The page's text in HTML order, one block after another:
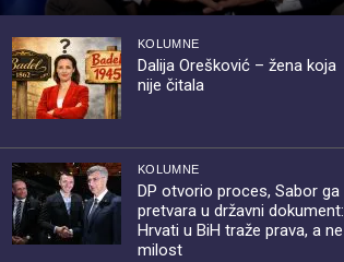
KOLUMNE
Dalija Orešković – žena koja
nije čitala
KOLUMNE
DP otvorio proces, Sabor ga
pretvara u državni dokument:
Hrvati u BiH traže prava, a ne
milost